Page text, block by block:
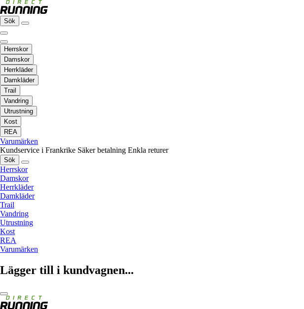
Sök
Herrskor
Damskor
Herrkläder
Damkläder
Trail
Vandring
Utrustning
Kost
REA
Varumärken
Kundservice i Frankrike Säker betalning Enkla returer
Sök
Herrskor
Damskor
Herrkläder
Damkläder
Trail
Vandring
Utrustning
Kost
REA
Varumärken
Lägger till i kundvagnen...